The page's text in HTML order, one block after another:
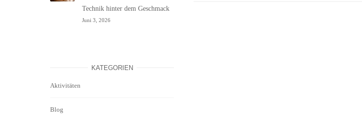
Technik hinter dem Geschmack
Juni 3, 2026
KATEGORIEN
Aktivitäten
Blog